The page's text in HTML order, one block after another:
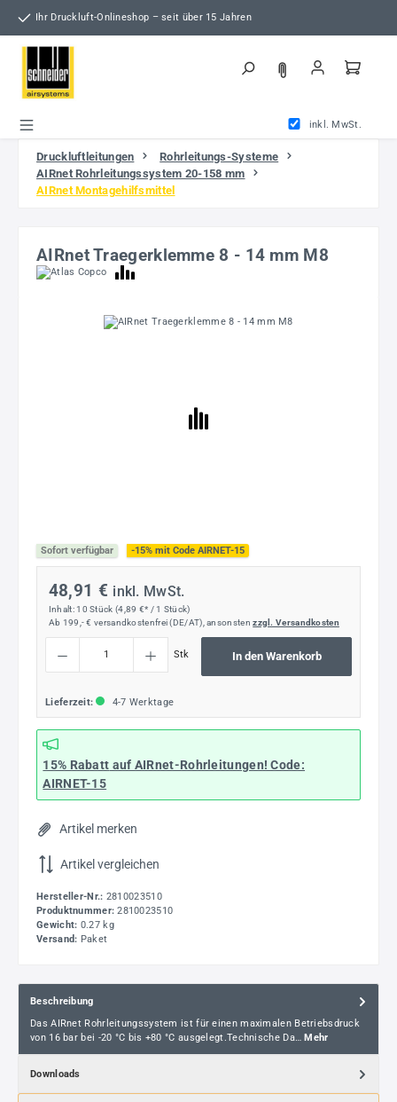
Zum Hauptinhalt springen
Ihr Druckluft-Onlineshop – seit über 15 Jahren
inkl. MwSt.
Druckluftleitungen
Rohrleitungs-Systeme
AIRnet Rohrleitungssystem 20-158 mm
AIRnet Montagehilfsmittel
AIRnet Traegerklemme 8 - 14 mm M8
Bildergalerie überspringen
Sofort verfügbar -15% mit Code AIRNET-15
48,91 € inkl. MwSt.
Inhalt: 10 Stück (4,89 €* / 1 Stück)
Ab 199,- € versandkostenfrei (DE/AT), ansonstenzzgl. Versandkosten
Stk In den Warenkorb
Lieferzeit: 4-7 Werktage
15% Rabatt auf AIRnet-Rohrleitungen! Code:
AIRNET-15
Artikel merken
Artikel vergleichen
Hersteller-Nr.: 2810023510
Produktnummer: 2810023510
Gewicht: 0.27 kg
Versand: Paket
Beschreibung
Das AIRnet Rohrleitungssystem ist für einen maximalen Betriebsdruck
von 16 bar bei -20 °C bis +80 °C ausgelegt.Technische Da… Mehr
Downloads